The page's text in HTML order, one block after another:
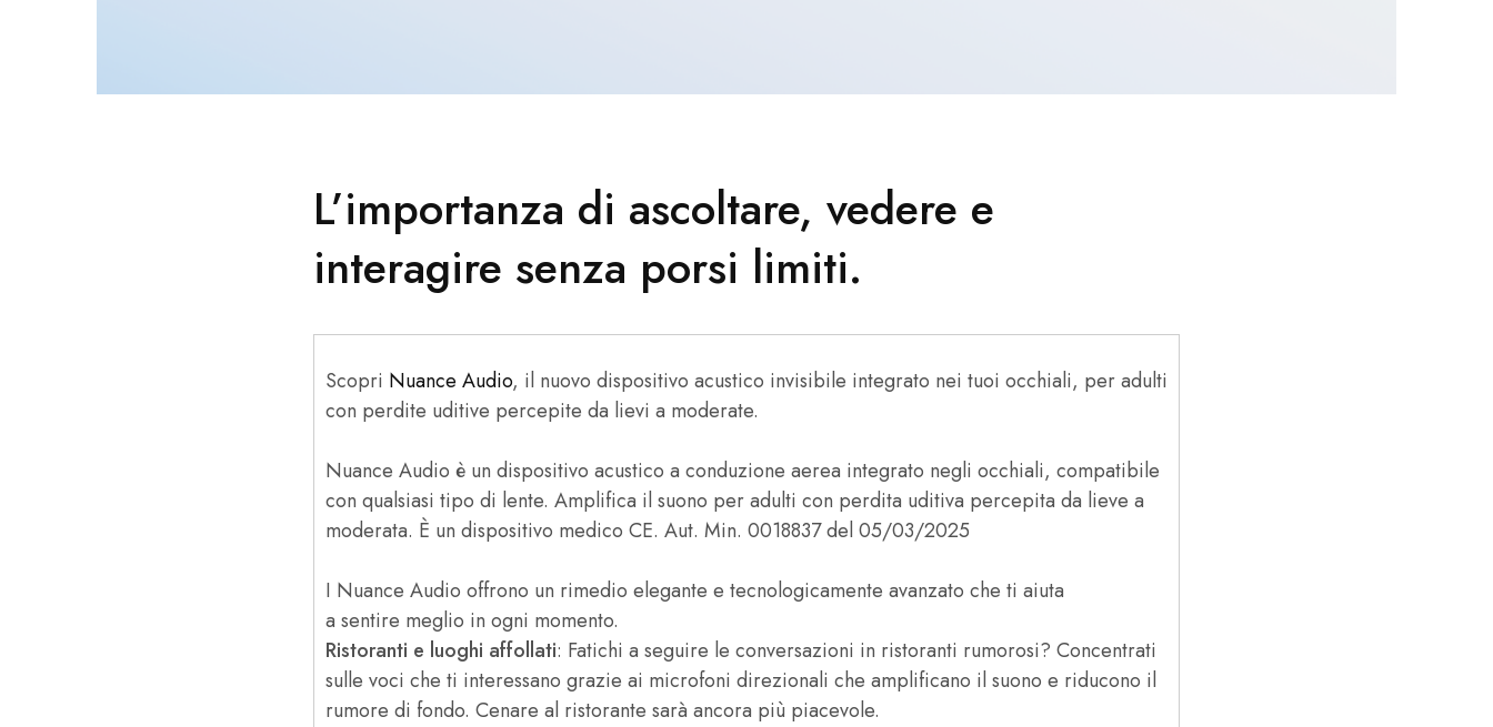
L’importanza di ascoltare, vedere e
interagire senza porsi limiti.
Scopri Nuance Audio, il nuovo dispositivo acustico invisibile integrato nei tuoi occhiali, per adulti
con perdite uditive percepite da lievi a moderate.
Nuance Audio è un dispositivo acustico a conduzione aerea integrato negli occhiali, compatibile
con qualsiasi tipo di lente. Amplifica il suono per adulti con perdita uditiva percepita da lieve a
moderata. È un dispositivo medico CE. Aut. Min. 0018837 del 05/03/2025
I Nuance Audio offrono un rimedio elegante e tecnologicamente avanzato che ti aiuta
a sentire meglio in ogni momento.
Ristoranti e luoghi affollati: Fatichi a seguire le conversazioni in ristoranti rumorosi? Concentrati
sulle voci che ti interessano grazie ai microfoni direzionali che amplificano il suono e riducono il
rumore di fondo. Cenare al ristorante sarà ancora più piacevole.